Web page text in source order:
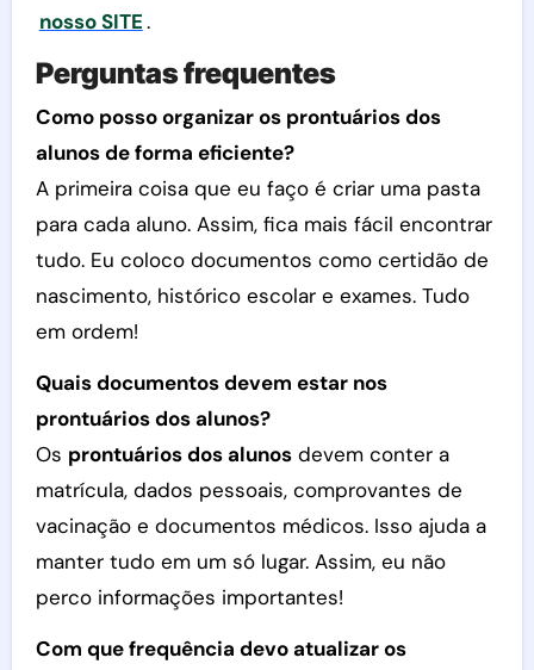
nosso SITE.
Perguntas frequentes
Como posso organizar os prontuários dos
alunos de forma eficiente?
A primeira coisa que eu faço é criar uma pasta
para cada aluno. Assim, fica mais fácil encontrar
tudo. Eu coloco documentos como certidão de
nascimento, histórico escolar e exames. Tudo
em ordem!
Quais documentos devem estar nos
prontuários dos alunos?
Os prontuários dos alunosdevem conter a
matrícula, dados pessoais, comprovantes de
vacinação e documentos médicos. Isso ajuda a
manter tudo em um só lugar. Assim, eu não
perco informações importantes!
Com que frequência devo atualizar os